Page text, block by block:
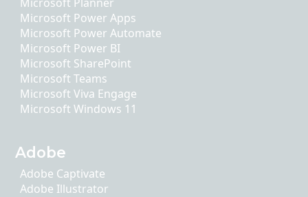
Microsoft Power Apps
Microsoft Power Automate
Microsoft Power BI
Microsoft SharePoint
Microsoft Teams
Microsoft Viva Engage
Microsoft Windows 11
Adobe
Adobe Captivate
Adobe Illustrator